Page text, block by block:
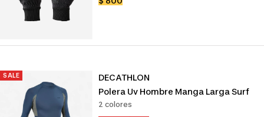
SALE
DECATHLON
Polera Uv Hombre Manga Larga Surf
2 colores